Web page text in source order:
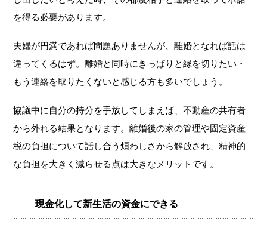
を得る必要があります。
夫婦が円満であれば問題ありませんが、離婚となれば話は
違ってくるはず。離婚と同時にきっぱりと縁を切りたい・
もう連絡を取りたくないと感じる方も多いでしょう。
協議中に自分の持分を手放してしまえば、不動産の共有者
から外れる結果となります。離婚後の家の管理や固定資産
税の負担について話し合う煩わしさから解放され、精神的
な負担を大きく減らせる点は大きなメリットです。
現金化して新生活の資金にできる